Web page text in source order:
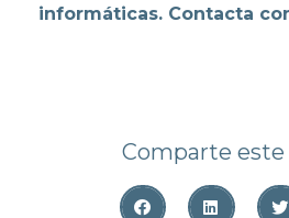
informáticas. Contacta
Comparte